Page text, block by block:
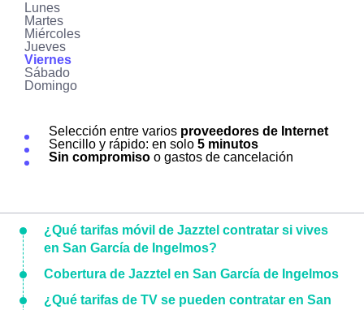
Lunes
Martes
Miércoles
Jueves
Viernes
Sábado
Domingo
Selección entre varios proveedores de Internet
Sencillo y rápido: en solo 5 minutos
Sin compromiso o gastos de cancelación
¿Qué tarifas móvil de Jazztel contratar si vives
en San García de Ingelmos?
Cobertura de Jazztel en San García de Ingelmos
¿Qué tarifas de TV se pueden contratar en San